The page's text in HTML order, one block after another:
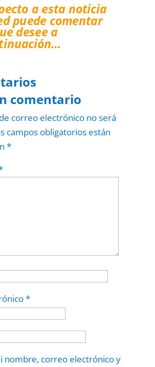
a esta noticia
puede comentar
desee a
comentario
correo electrónico no será
campos obligatorios están
*
*
nombre, correo electrónico y